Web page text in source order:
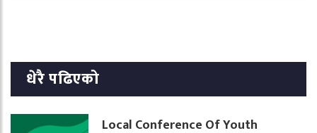
धेरै पढिएको
Local Conference Of Youth